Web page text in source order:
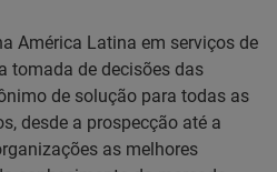
América Latina em serviços de
tomada de decisões das
de solução para todas as
desde a prospecção até a
as melhores